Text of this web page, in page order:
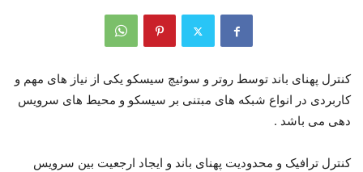
کنترل پهنای باند توسط روتر و سوئیچ سیسکو یکی از نیاز های مهم و
کاربردی در انواع شبکه های مبتنی بر سیسکو و محیط های سرویس
دهی می باشد .
کنترل ترافیک و محدودیت پهنای باند و ایجاد ارجعیت بین سرویس